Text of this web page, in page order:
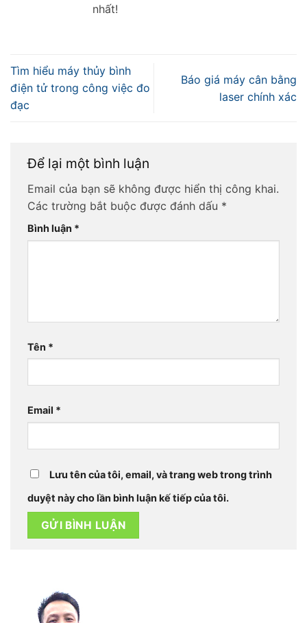
nhất!
Tìm hiểu máy thủy bình
điện tử trong công việc đo
đạc
Báo giá máy cân bằng
laser chính xác
Để lại một bình luận
Email của bạn sẽ không được hiển thị công khai.
Các trường bắt buộc được đánh dấu *
Bình luận *
Tên *
Email *
Lưu tên của tôi, email, và trang web trong trình
duyệt này cho lần bình luận kế tiếp của tôi.